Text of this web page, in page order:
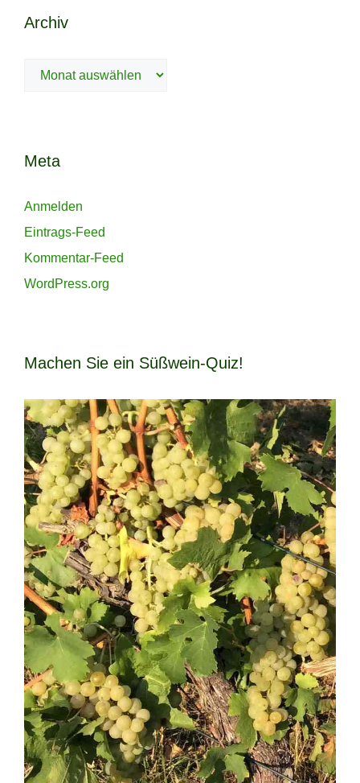
Archiv
Archiv
Meta
Anmelden
Eintrags-Feed
Kommentar-Feed
WordPress.org
Machen Sie ein Süßwein-Quiz!